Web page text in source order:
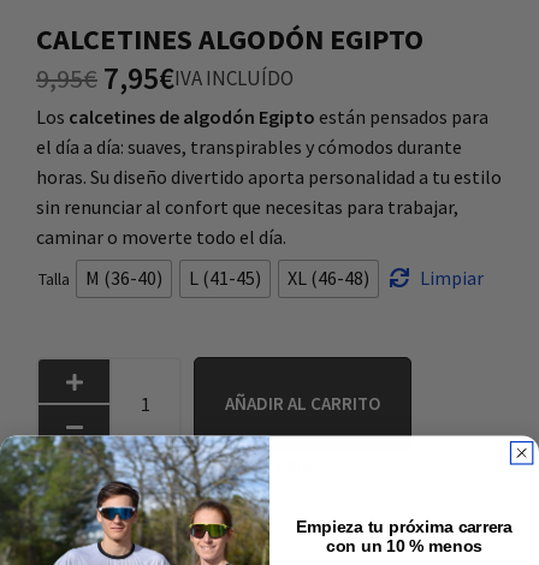
CALCETINES ALGODÓN EGIPTO
9,95€ 7,95€IVA INCLUÍDO
Los calcetines de algodón Egipto están pensados para
el día a día: suaves, transpirables y cómodos durante
horas. Su diseño divertido aporta personalidad a tu estilo
sin renunciar al confort que necesitas para trabajar,
caminar o moverte todo el día.
Talla M (36-40) L (41-45) XL (46-48) Limpiar
AÑADIR AL CARRITO
Envío rápido y gratis +40€
Pago 100% seguro
Calidad Premium
Empieza tu próxima carrera
con un 10 % menos